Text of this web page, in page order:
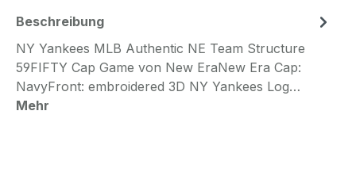
Beschreibung
NY Yankees MLB Authentic NE Team Structure
59FIFTY Cap Game von New EraNew Era Cap:
NavyFront: embroidered 3D NY Yankees Log…
Mehr